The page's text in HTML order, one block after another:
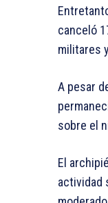
canceló
militares
A pesar
sobre el
El
actividad